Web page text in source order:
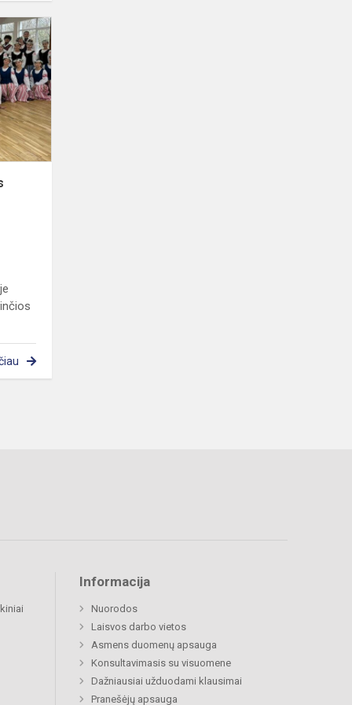
Gimnazijoje
Lietuvos
dainų šventės
„Kad
giria
žaliuotų...
Informacija
Nuorodos
Laisvos darbo vietos
Asmens duomenų apsauga
Konsultavimasis su visuomene
Dažniausiai užduodami klausimai
Pranešėjų apsauga